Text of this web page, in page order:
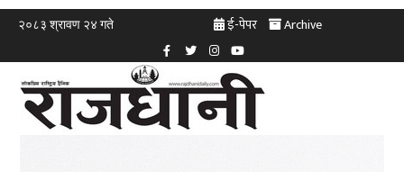
२०८३ श्रावण २४ गते ई-पेपर Archive